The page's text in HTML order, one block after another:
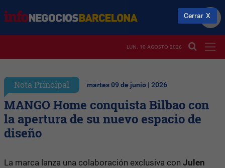
LUN. 10 AGOSTO 2026
Nota Principal martes 09 de junio | 2026
MANGO Home conquista Bilbao con
la apertura de su nuevo espacio de
diseño
La marca lanza una colaboración exclusiva con Julen
Cerrar